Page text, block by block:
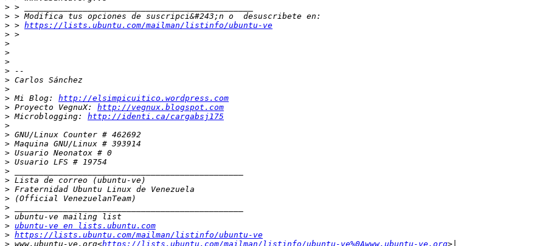
>
>
> > https://lists.ubuntu.com/mailman/listinfo/ubuntu-ve
>
>
>
>
>
>
>
> Mi Blog: http://elsimpicuitico.wordpress.com
> Proyecto VegnuX: http://vegnux.blogspot.com
> Microblogging: http://identi.ca/cargabsj175
>
>
>
>
>
>
>
>
>
>
>
> ubuntu-ve en lists.ubuntu.com
> https://lists.ubuntu.com/mailman/listinfo/ubuntu-ve
> www.ubuntu-ve.org<https://lists.ubuntu.com/mailman/listinfo/ubuntu-ve%0Awww.ubuntu-ve.org